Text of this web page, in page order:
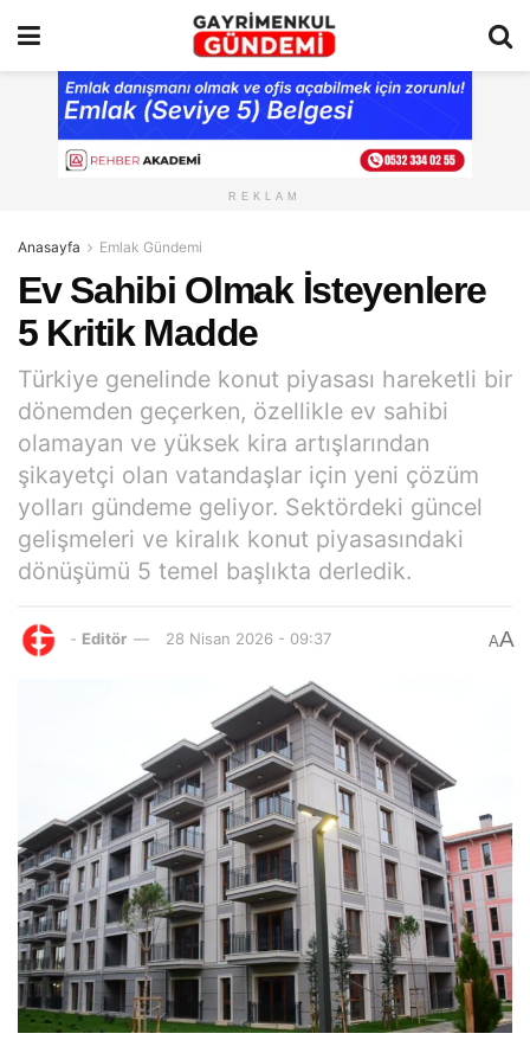
REKLAM
Anasayfa Emlak Gündemi
Ev Sahibi Olmak İsteyenlere
5 Kritik Madde
Türkiye genelinde konut piyasası hareketli bir
dönemden geçerken, özellikle ev sahibi
olamayan ve yüksek kira artışlarından
şikayetçi olan vatandaşlar için yeni çözüm
yolları gündeme geliyor. Sektördeki güncel
gelişmeleri ve kiralık konut piyasasındaki
dönüşümü 5 temel başlıkta derledik.
- Editör 28 Nisan 2026 - 09:37 AA